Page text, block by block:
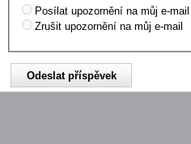
Posílat upozornění na můj e-mail
Zrušit upozornění na můj e-mail